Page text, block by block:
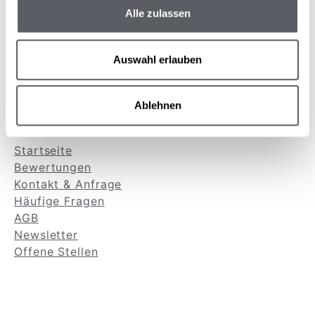
Alle zulassen
Auswahl erlauben
Ablehnen
St. Leonhard im Pitztal. Familie Rainer begrüßt
sein!
service & infos
Startseite
Bewertungen
Kontakt & Anfrage
Häufige Fragen
AGB
Newsletter
Offene Stellen